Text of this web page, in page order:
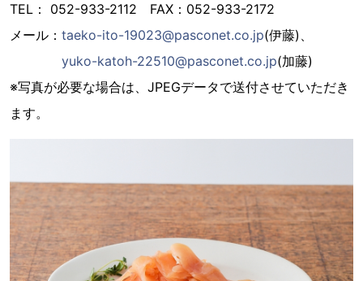
TEL： 052-933-2112 FAX：052-933-2172
メール： taeko-ito-19023@pasconet.co.jp(伊藤)、
yuko-katoh-22510@pasconet.co.jp(加藤)
※写真が必要な場合は、JPEGデータで送付させていただき
ます。